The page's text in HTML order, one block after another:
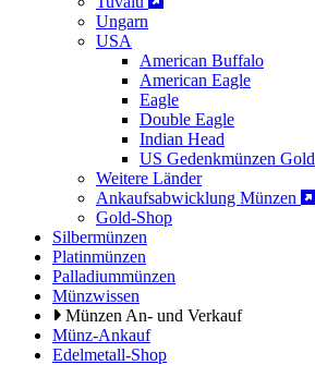
Ungarn
USA
American Buffalo
American Eagle
Eagle
Double Eagle
Indian Head
US Gedenkmünzen Gold
Weitere Länder
Ankaufsabwicklung Münzen
Gold-Shop
Silbermünzen
Platinmünzen
Palladiummünzen
Münzwissen
Münzen An- und Verkauf
Münz-Ankauf
Edelmetall-Shop